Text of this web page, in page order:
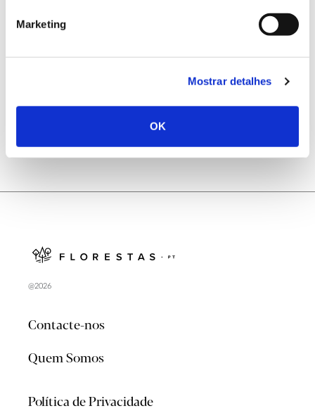
Marketing
Mostrar detalhes
OK
25.06.2026
Natureza e florestas procuram jovens voluntários
@2026
Contacte-nos
Quem Somos
Política de Privacidade